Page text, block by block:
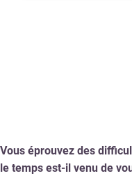
Vous éprouvez des
le temps est-il venu de